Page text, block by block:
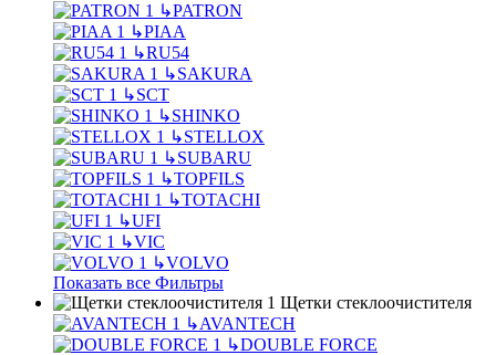
↳PATRON
↳PIAA
↳RU54
↳SAKURA
↳SCT
↳SHINKO
↳STELLOX
↳SUBARU
↳TOPFILS
↳TOTACHI
↳UFI
↳VIC
↳VOLVO
Показать все Фильтры
Щетки стеклоочистителя
↳AVANTECH
↳DOUBLE FORCE